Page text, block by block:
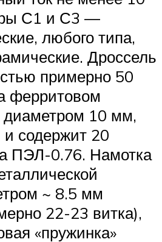
С1 и С3 —
любого типа,
Дроссель
примерно 50
ферритовом
10 мм,
содержит 20
ПЭЛ-0.76. Намотка
~ 8.5 мм
22-23 витка),
«пружинка»